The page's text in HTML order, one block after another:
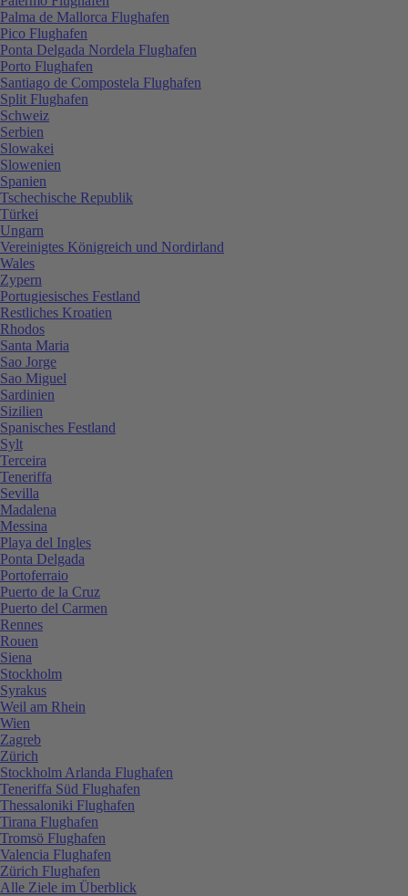
Palma de Mallorca Flughafen
Pico Flughafen
Ponta Delgada Nordela Flughafen
Porto Flughafen
Santiago de Compostela Flughafen
Split Flughafen
Schweiz
Serbien
Slowakei
Slowenien
Spanien
Tschechische Republik
Türkei
Ungarn
Vereinigtes Königreich und Nordirland
Wales
Zypern
Portugiesisches Festland
Restliches Kroatien
Rhodos
Santa Maria
Sao Jorge
Sao Miguel
Sardinien
Sizilien
Spanisches Festland
Sylt
Terceira
Teneriffa
Sevilla
Madalena
Messina
Playa del Ingles
Ponta Delgada
Portoferraio
Puerto de la Cruz
Puerto del Carmen
Rennes
Rouen
Siena
Stockholm
Syrakus
Weil am Rhein
Wien
Zagreb
Zürich
Stockholm Arlanda Flughafen
Teneriffa Süd Flughafen
Thessaloniki Flughafen
Tirana Flughafen
Tromsö Flughafen
Valencia Flughafen
Zürich Flughafen
Alle Ziele im Überblick